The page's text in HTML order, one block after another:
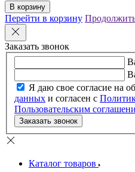
В корзину
Перейти в корзину
Заказать звонок
Я даю свое согласие на
данных и согласен с
Пользовательским
Заказать звонок
Каталог товаров